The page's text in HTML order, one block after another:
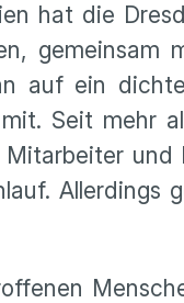
hat die
gemeinsam
auf ein
Seit mehr
und
Allerdings